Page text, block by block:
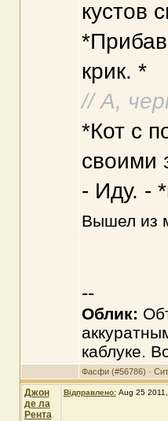
кустов
крик. *
// А,
*Кот с
своими
- Иду. -
Вышел из
--
Облик:
каблуке.
Фасфи(#56786) ·
Джон
де ла
Рента
Відправлено: Aug 25